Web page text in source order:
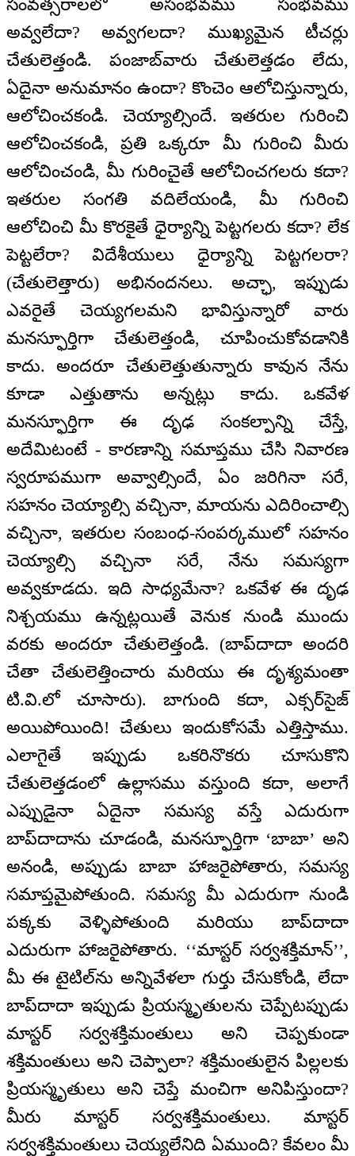
సంవత్సరాలలో అసంభవము సంభవము
అవ్వలేదా? అవ్వగలదా? ముఖ్యమైన టీచర్లు
చేతులెత్తండి. పంజాబ్‌వారు చేతులెత్తడం లేదు,
ఏదైనా అనుమానం ఉందా? కొంచెం ఆలోచిస్తున్నారు,
ఆలోచించకండి. చెయ్యాల్సిందే. ఇతరుల గురించి
ఆలోచించకండి, ప్రతి ఒక్కరూ మీ గురించి మీరు
ఆలోచించండి, మీ గురించైతే ఆలోచించగలరు కదా?
ఇతరుల సంగతి వదిలేయండి, మీ గురించి
ఆలోచించి మీ కొరకైతే ధైర్యాన్ని పెట్టగలరు కదా? లేక
పెట్టలేరా? విదేశీయులు ధైర్యాన్ని పెట్టగలరా?
(చేతులెత్తారు) అభినందనలు. అచ్ఛా, ఇప్పుడు
ఎవరైతే చెయ్యగలమని భావిస్తున్నారో వారు
మనస్ఫూర్తిగా చేతులెత్తండి, చూపించుకోవడానికి
కాదు. అందరూ చేతులెత్తుతున్నారు కావున నేను
కూడా ఎత్తుతాను అన్నట్లు కాదు. ఒకవేళ
మనస్ఫూర్తిగా ఈ దృఢ సంకల్పాన్ని చేస్తే,
అదేమిటంటే - కారణాన్ని సమాప్తము చేసి నివారణ
స్వరూపముగా అవ్వాల్సిందే, ఏం జరిగినా సరే,
సహనం చెయ్యాల్సి వచ్చినా, మాయను ఎదిరించాల్సి
వచ్చినా, ఇతరుల సంబంధ-సంపర్కములో సహనం
చెయ్యాల్సి వచ్చినా సరే, నేను సమస్యగా
అవ్వకూడదు. ఇది సాధ్యమేనా? ఒకవేళ ఈ దృఢ
నిశ్చయము ఉన్నట్లయితే వెనుక నుండి ముందు
వరకు అందరూ చేతులెత్తండి. (బాప్‌దాదా అందరి
చేతా చేతులెత్తించారు మరియు ఈ దృశ్యమంతా
టి.వి.లో చూసారు). బాగుంది కదా, ఎక్సర్‌సైజ్
అయిపోయింది! చేతులు ఇందుకోసమే ఎత్తిస్తాము.
ఎలాగైతే ఇప్పుడు ఒకరినొకరు చూసుకొని
చేతులెత్తడంలో ఉల్లాసము వస్తుంది కదా, అలాగే
ఎప్పుడైనా ఏదైనా సమస్య వస్తే ఎదురుగా
బాప్‌దాదాను చూడండి, మనస్ఫూర్తిగా ‘బాబా’ అని
అనండి, అప్పుడు బాబా హాజరైపోతారు, సమస్య
సమాప్తమైపోతుంది. సమస్య మీ ఎదురుగా నుండి
పక్కకు వెళ్ళిపోతుంది మరియు బాప్‌దాదా
ఎదురుగా హాజరైపోతారు. ‘‘మాస్టర్ సర్వశక్తిమాన్’’,
మీ ఈ టైటిల్‌ను అన్నివేళలా గుర్తు చేసుకోండి, లేదా
బాప్‌దాదా ఇప్పుడు ప్రియస్మృతులను చెప్పేటప్పుడు
మాస్టర్ సర్వశక్తిమంతులు అని చెప్పకుండా
శక్తిమంతులు అని చెప్పాలా? శక్తిమంతులైన పిల్లలకు
ప్రియస్మృతులు అని చెప్తే మంచిగా అనిపిస్తుందా?
మీరు మాస్టర్ సర్వశక్తిమంతులు. మాస్టర్
సర్వశక్తిమంతులు చెయ్యలేనిది ఏముంది? కేవలం మీ